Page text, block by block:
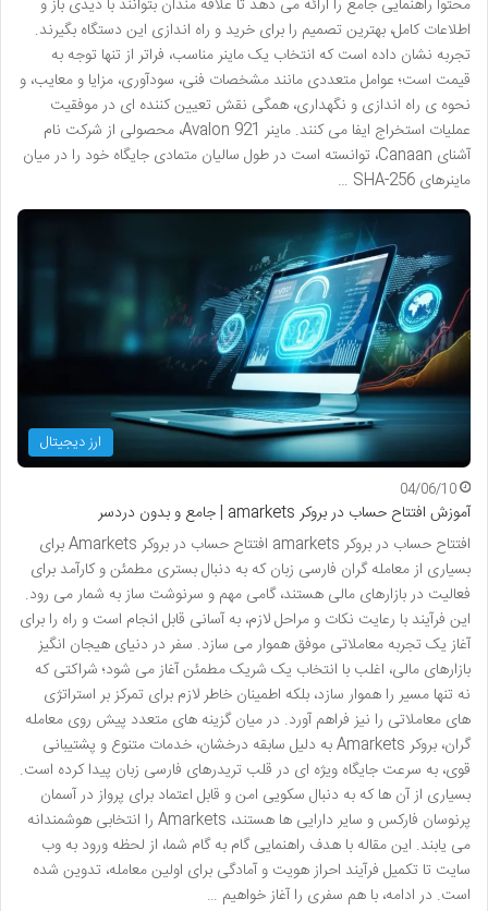
محتوا راهنمایی جامع را ارائه می دهد تا علاقه مندان بتوانند با دیدی باز و
اطلاعات کامل، بهترین تصمیم را برای خرید و راه اندازی این دستگاه بگیرند.
تجربه نشان داده است که انتخاب یک ماینر مناسب، فراتر از تنها توجه به
قیمت است؛ عوامل متعددی مانند مشخصات فنی، سودآوری، مزایا و معایب، و
نحوه ی راه اندازی و نگهداری، همگی نقش تعیین کننده ای در موفقیت
عملیات استخراج ایفا می کنند. ماینر Avalon 921، محصولی از شرکت نام
آشنای Canaan، توانسته است در طول سالیان متمادی جایگاه خود را در میان
ماینرهای SHA-256 …
ارز دیجیتال
04/06/10
آموزش افتتاح حساب در بروکر amarkets | جامع و بدون دردسر
افتتاح حساب در بروکر amarkets افتتاح حساب در بروکر Amarkets برای
بسیاری از معامله گران فارسی زبان که به دنبال بستری مطمئن و کارآمد برای
فعالیت در بازارهای مالی هستند، گامی مهم و سرنوشت ساز به شمار می رود.
این فرآیند با رعایت نکات و مراحل لازم، به آسانی قابل انجام است و راه را برای
آغاز یک تجربه معاملاتی موفق هموار می سازد. سفر در دنیای هیجان انگیز
بازارهای مالی، اغلب با انتخاب یک شریک مطمئن آغاز می شود؛ شراکتی که
نه تنها مسیر را هموار سازد، بلکه اطمینان خاطر لازم برای تمرکز بر استراتژی
های معاملاتی را نیز فراهم آورد. در میان گزینه های متعدد پیش روی معامله
گران، بروکر Amarkets به دلیل سابقه درخشان، خدمات متنوع و پشتیبانی
قوی، به سرعت جایگاه ویژه ای در قلب تریدرهای فارسی زبان پیدا کرده است.
بسیاری از آن ها که به دنبال سکویی امن و قابل اعتماد برای پرواز در آسمان
پرنوسان فارکس و سایر دارایی ها هستند، Amarkets را انتخابی هوشمندانه
می یابند. این مقاله با هدف راهنمایی گام به گام شما، از لحظه ورود به وب
سایت تا تکمیل فرآیند احراز هویت و آمادگی برای اولین معامله، تدوین شده
است. در ادامه، با هم سفری را آغاز خواهیم …